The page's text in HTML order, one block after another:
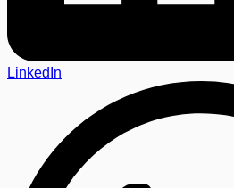
LinkedIn